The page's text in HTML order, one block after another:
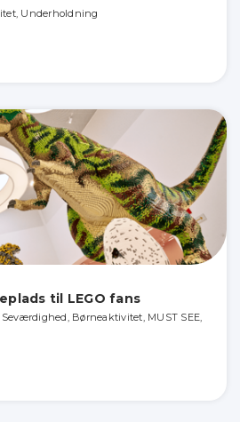
Underholdning
til LEGO fans
Børneaktivitet, MUST SEE,